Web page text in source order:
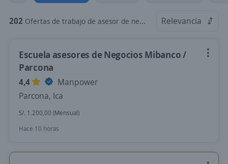
202 Ofertas de trabajo de asesor de negocios en Ica Relevancia
Escuela asesores de Negocios Mibanco /
Parcona
4,4
Manpower
Parcona, Ica
S/. 1.200,00 (Mensual)
Hace 10 horas